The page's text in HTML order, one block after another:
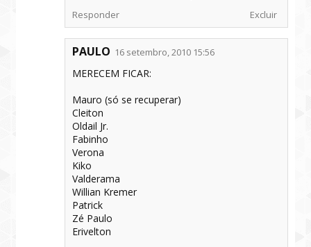
Responder Excluir
PAULO 16 setembro, 2010 15:56
MERECEM FICAR:
Mauro (só se recuperar)
Cleiton
Oldail Jr.
Fabinho
Verona
Kiko
Valderama
Willian Kremer
Patrick
Zé Paulo
Erivelton